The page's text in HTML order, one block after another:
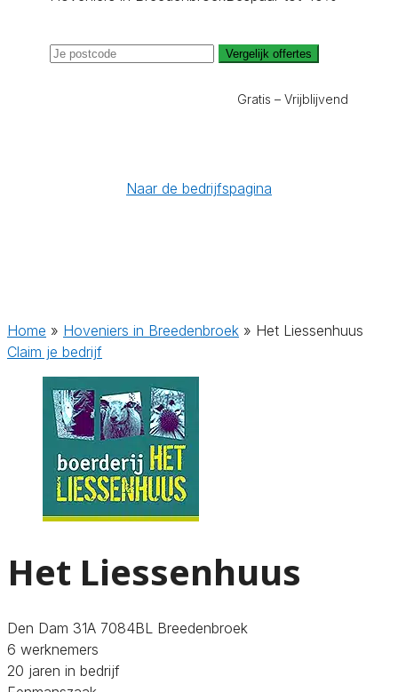
Vergelijk offertes
Gratis – Vrijblijvend
Naar de bedrijfspagina
Home » Hoveniers in Breedenbroek » Het Liessenhuus
Claim je bedrijf
Het Liessenhuus
Den Dam 31A 7084BL Breedenbroek
6 werknemers
20 jaren in bedrijf